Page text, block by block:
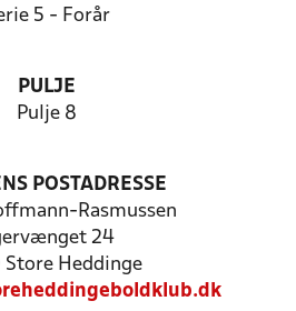
5 - Forår
PULJE
Pulje 8
POSTADRESSE
Rasmussen
24
Heddinge